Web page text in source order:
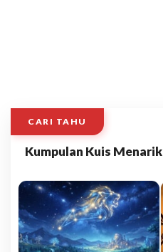
CARI TAHU
Kumpulan Kuis Menarik